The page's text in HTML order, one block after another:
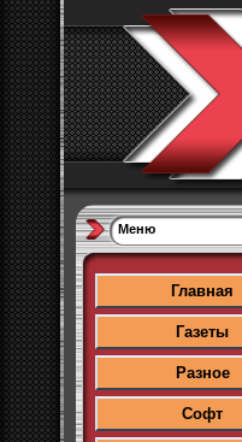
Меню
Главная
Газеты
Разное
Софт